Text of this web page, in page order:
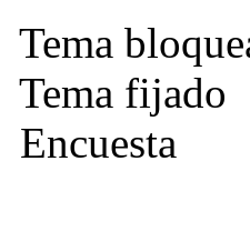
Tema
Tema fijado
Encuesta